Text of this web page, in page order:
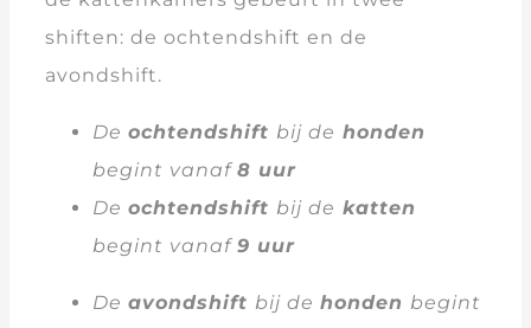
shiften: de ochtendshift en de
avondshift.
De ochtendshift bij de honden
begint vanaf 8 uur
De ochtendshift bij de katten
begint vanaf 9 uur
De avondshift bij de honden begint